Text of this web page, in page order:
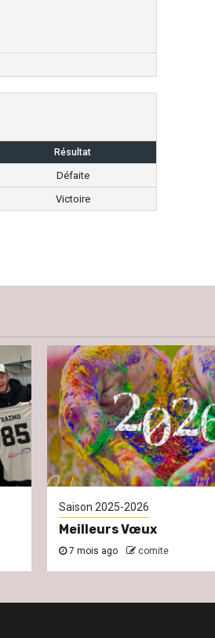
Résultat
Défaite
Victoire
Saison 2025-2026
Meilleurs Vœux
7 mois ago comite